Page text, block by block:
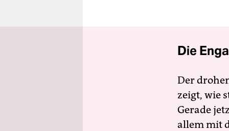
Die
Der
zeigt, wie
Gerade
allem mit